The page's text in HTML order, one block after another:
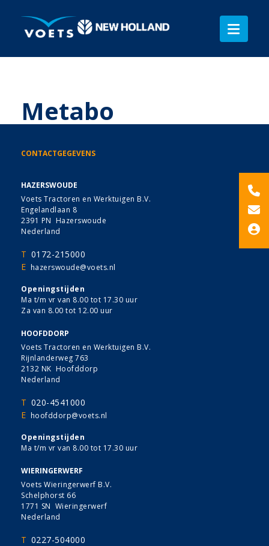
Metabo
CONTACTGEGEVENS
HAZERSWOUDE
Voets Tractoren en Werktuigen B.V.
Engelandlaan 8
2391 PN Hazerswoude
Nederland
T 0172-215000
E hazerswoude@voets.nl
Openingstijden
Ma t/m vr van 8.00 tot 17.30 uur
Za van 8.00 tot 12.00 uur
HOOFDDORP
Voets Tractoren en Werktuigen B.V.
Rijnlanderweg 763
2132 NK Hoofddorp
Nederland
T 020-4541000
E hoofddorp@voets.nl
Openingstijden
Ma t/m vr van 8.00 tot 17.30 uur
WIERINGERWERF
Voets Wieringerwerf B.V.
Schelphorst 66
1771 SN Wieringerwerf
Nederland
T 0227-504000